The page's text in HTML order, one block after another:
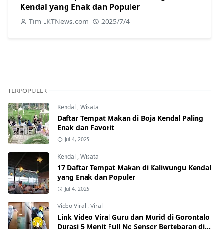
Kendal yang Enak dan Populer
Tim LKTNews.com 2025/7/4
TERPOPULER
Kendal ,Wisata
Daftar Tempat Makan di Boja Kendal Paling
Enak dan Favorit
Jul 4, 2025
Kendal ,Wisata
17 Daftar Tempat Makan di Kaliwungu Kendal
yang Enak dan Populer
Jul 4, 2025
Video Viral ,Viral
Link Video Viral Guru dan Murid di Gorontalo
Durasi 5 Menit Full No Sensor Bertebaran di